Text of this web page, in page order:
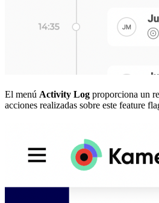
El menú Activity Log proporciona un
acciones realizadas sobre este feature